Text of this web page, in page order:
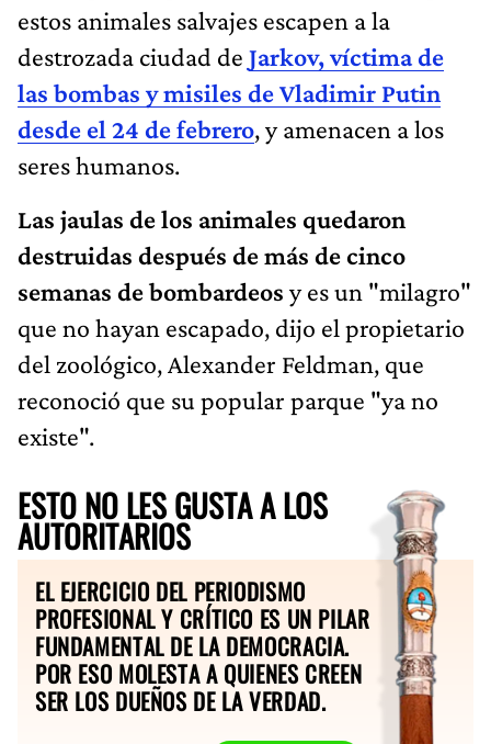
estos animales salvajes escapen a la
destrozada ciudad de Jarkov, víctima de
las bombas y misiles de Vladimir Putin
desde el 24 de febrero, y amenacen a los
seres humanos.
Las jaulas de los animales quedaron
destruidas después de más de cinco
semanas de bombardeos y es un "milagro"
que no hayan escapado, dijo el propietario
del zoológico, Alexander Feldman, que
reconoció que su popular parque "ya no
existe".
ESTO NO LES GUSTA A LOS
AUTORITARIOS
EL EJERCICIO DEL PERIODISMO
PROFESIONAL Y CRÍTICO ES UN PILAR
FUNDAMENTAL DE LA DEMOCRACIA.
POR ESO MOLESTA A QUIENES CREEN
SER LOS DUEÑOS DE LA VERDAD.